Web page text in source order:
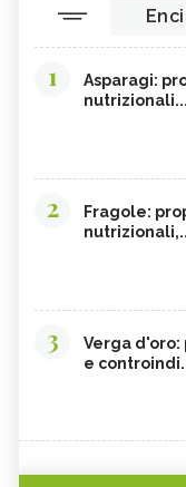
1
Asparagi:
nutrizionali...
2
Fragole:
3
Verga d'oro:
e